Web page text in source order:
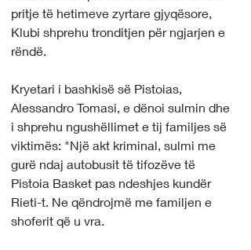
pritje të hetimeve zyrtare gjyqësore,
Klubi shprehu tronditjen për ngjarjen e
rëndë.
Kryetari i bashkisë së Pistoias,
Alessandro Tomasi, e dënoi sulmin dhe
i shprehu ngushëllimet e tij familjes së
viktimës: "Një akt kriminal, sulmi me
gurë ndaj autobusit të tifozëve të
Pistoia Basket pas ndeshjes kundër
Rieti-t. Ne qëndrojmë me familjen e
shoferit që u vra.